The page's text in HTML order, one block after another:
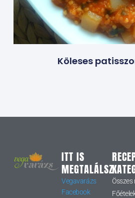
Köleses
ITT IS
MEGTALÁLSZ
Vegavarázs
Facebook
Összes